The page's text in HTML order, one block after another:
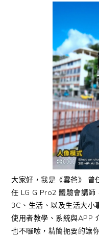
大家好，我是《雲爸》 曾
任 LG G Pro2 體驗會講師
3C、生活、以及生活大小
使用者教學、系統與APP
也不囉嗦，精簡扼要的讓